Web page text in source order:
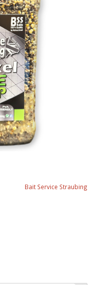
Bait Service Straubing